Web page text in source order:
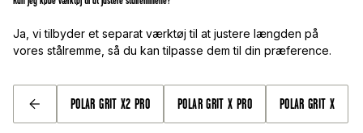
Ja, vi tilbyder et separat værktøj til at justere længden på
vores stålremme, så du kan tilpasse dem til din præference.
TILBAGE
POLAR GRIT X2 PRO POLAR GRIT X PRO POLAR GRIT X